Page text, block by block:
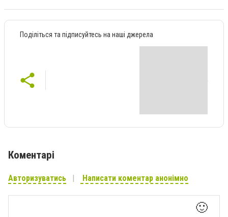
Поділіться та підписуйтесь на наші джерела
Коментарі
Авторизуватись Написати коментар анонімно
🙂